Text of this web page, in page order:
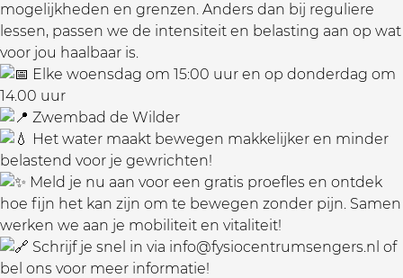
mogelijkheden en grenzen. Anders dan bij reguliere
lessen, passen we de intensiteit en belasting aan op wat
voor jou haalbaar is.
Elke woensdag om 15:00 uur en op donderdag om
14.00 uur
Zwembad de Wilder
Het water maakt bewegen makkelijker en minder
belastend voor je gewrichten!
Meld je nu aan voor een gratis proefles en ontdek
hoe fijn het kan zijn om te bewegen zonder pijn. Samen
werken we aan je mobiliteit en vitaliteit!
Schrijf je snel in via info@fysiocentrumsengers.nl of
bel ons voor meer informatie!